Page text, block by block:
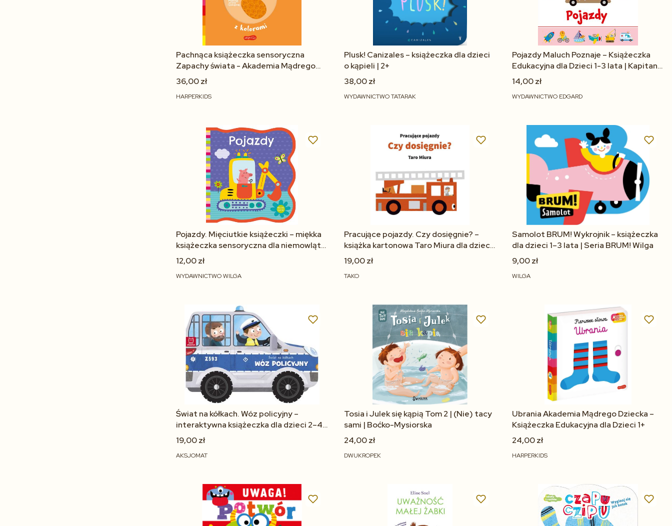
Pachnąca książeczka sensoryczna
Zapachy świata - Akademia Mądrego
Dziecka HarperKids
36,00 zł
HARPERKIDS
Do koszyka
Plusk! Canizales – książeczka dla dzieci
o kąpieli | 2+
38,00 zł
WYDAWNICTWO TATARAK
Pojazdy Maluch Poznaje – Książeczka
Edukacyjna dla Dzieci 1-3 lata | Kapitan
Nauka
14,00 zł
WYDAWNICTWO EDGARD
Do koszyka
Pojazdy. Mięciutkie książeczki – miękka
książeczka sensoryczna dla niemowląt
0+
12,00 zł
WYDAWNICTWO WILGA
Do koszyka
Pracujące pojazdy. Czy dosięgnie? –
książka kartonowa Taro Miura dla dzieci
1+
19,00 zł
TAKO
Do koszyka
Samolot BRUM! Wykrojnik – książeczka
dla dzieci 1–3 lata | Seria BRUM! Wilga
9,00 zł
WILGA
Do koszyka
Świat na kółkach. Wóz policyjny –
interaktywna książeczka dla dzieci 2–4
lata
19,00 zł
AKSJOMAT
Do koszyka
Tosia i Julek się kąpią Tom 2 | (Nie) tacy
sami | Boćko-Mysiorska
24,00 zł
DWUKROPEK
Do koszyka
Ubrania Akademia Mądrego Dziecka –
Książeczka Edukacyjna dla Dzieci 1+
24,00 zł
HARPERKIDS
Do koszyka